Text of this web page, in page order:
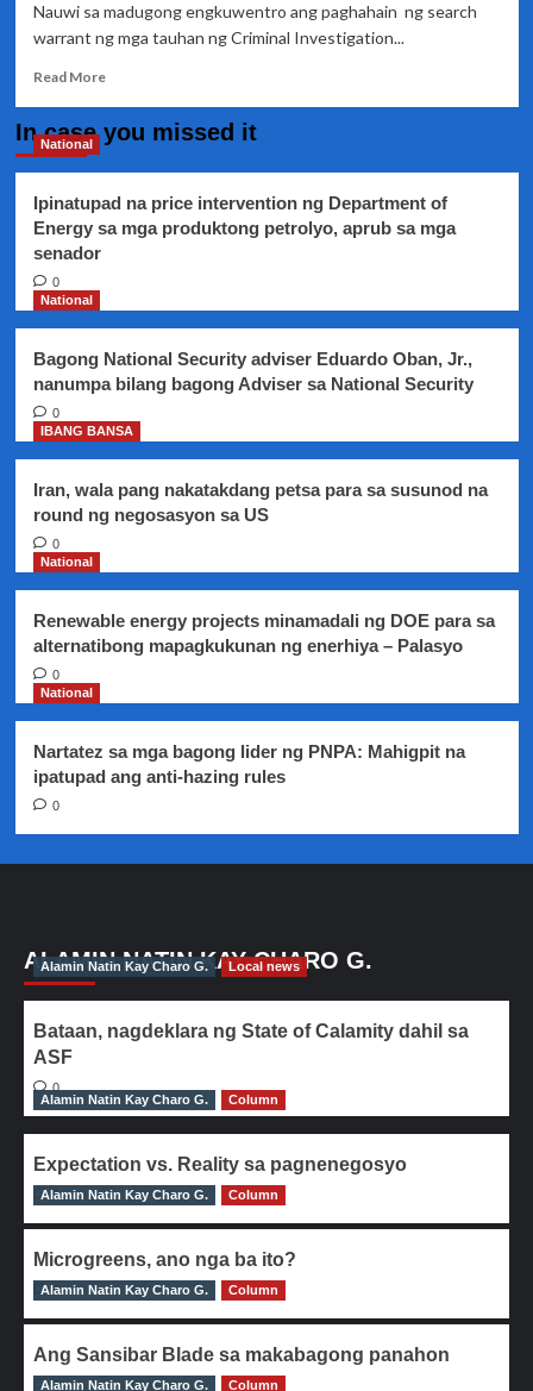
na
Ozamiz
Nauwi sa madugong engkuwentro ang paghahain ng search
warrant ng mga tauhan ng Criminal Investigation...
Read MoreRead
Ozamis
Aldong
Parojinog
paghahain
ng
warrant
ng
In case you missed it
National
Ipinatupad na price intervention ng Department of
Energy sa mga produktong petrolyo, aprub sa mga
senador
0
National
Bagong National Security adviser Eduardo Oban, Jr.,
nanumpa bilang bagong Adviser sa National Security
0
IBANG BANSA
Iran, wala pang nakatakdang petsa para sa susunod na
round ng negosasyon sa US
0
National
Renewable energy projects minamadali ng DOE para sa
alternatibong mapagkukunan ng enerhiya – Palasyo
0
National
Nartatez sa mga bagong lider ng PNPA: Mahigpit na
ipatupad ang anti-hazing rules
0
ALAMIN NATIN KAY CHARO G.
Alamin Natin Kay Charo G. Local news
Bataan, nagdeklara ng State of Calamity dahil sa
ASF
0
Alamin Natin Kay Charo G.
Column
Expectation vs. Reality sa pagnenegosyo
0
Alamin Natin Kay Charo G. Column
Microgreens, ano nga ba ito?
0
Alamin Natin Kay Charo G. Column
Ang Sansibar Blade sa makabagong panahon
0
Alamin Natin Kay Charo G. Column